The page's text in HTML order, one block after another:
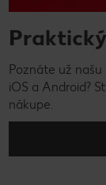
Poznáte už
iOS a Android?
nákupe.